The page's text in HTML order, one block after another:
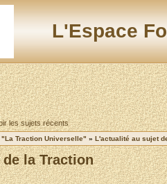
L'Espace
les sujets récents
Traction Universelle" » L'actualité au sujet
la Traction